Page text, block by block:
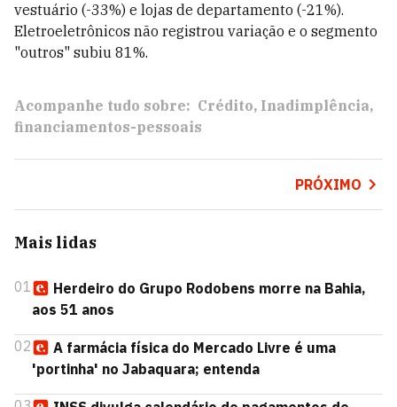
vestuário (-33%) e lojas de departamento (-21%).
Eletroeletrônicos não registrou variação e o segmento
"outros" subiu 81%.
Acompanhe tudo sobre: Crédito Inadimplência
financiamentos-pessoais
PRÓXIMO
Mais lidas
01
Herdeiro do Grupo Rodobens morre na Bahia,
aos 51 anos
02
A farmácia física do Mercado Livre é uma
'portinha' no Jabaquara; entenda